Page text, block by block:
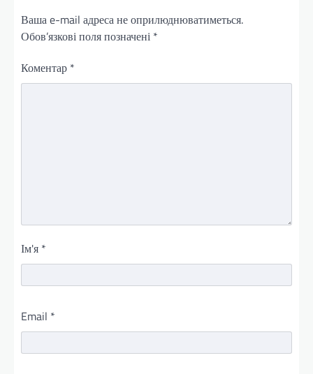
Ваша e-mail адреса не оприлюднюватиметься.
Обов’язкові поля позначені *
Коментар *
Ім'я *
Email *